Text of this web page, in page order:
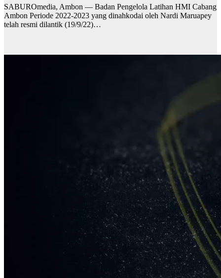
SABUROmedia, Ambon — Badan Pengelola Latihan HMI Cabang
Ambon Periode 2022-2023 yang dinahkodai oleh Nardi Maruapey
telah resmi dilantik (19/9/22)…